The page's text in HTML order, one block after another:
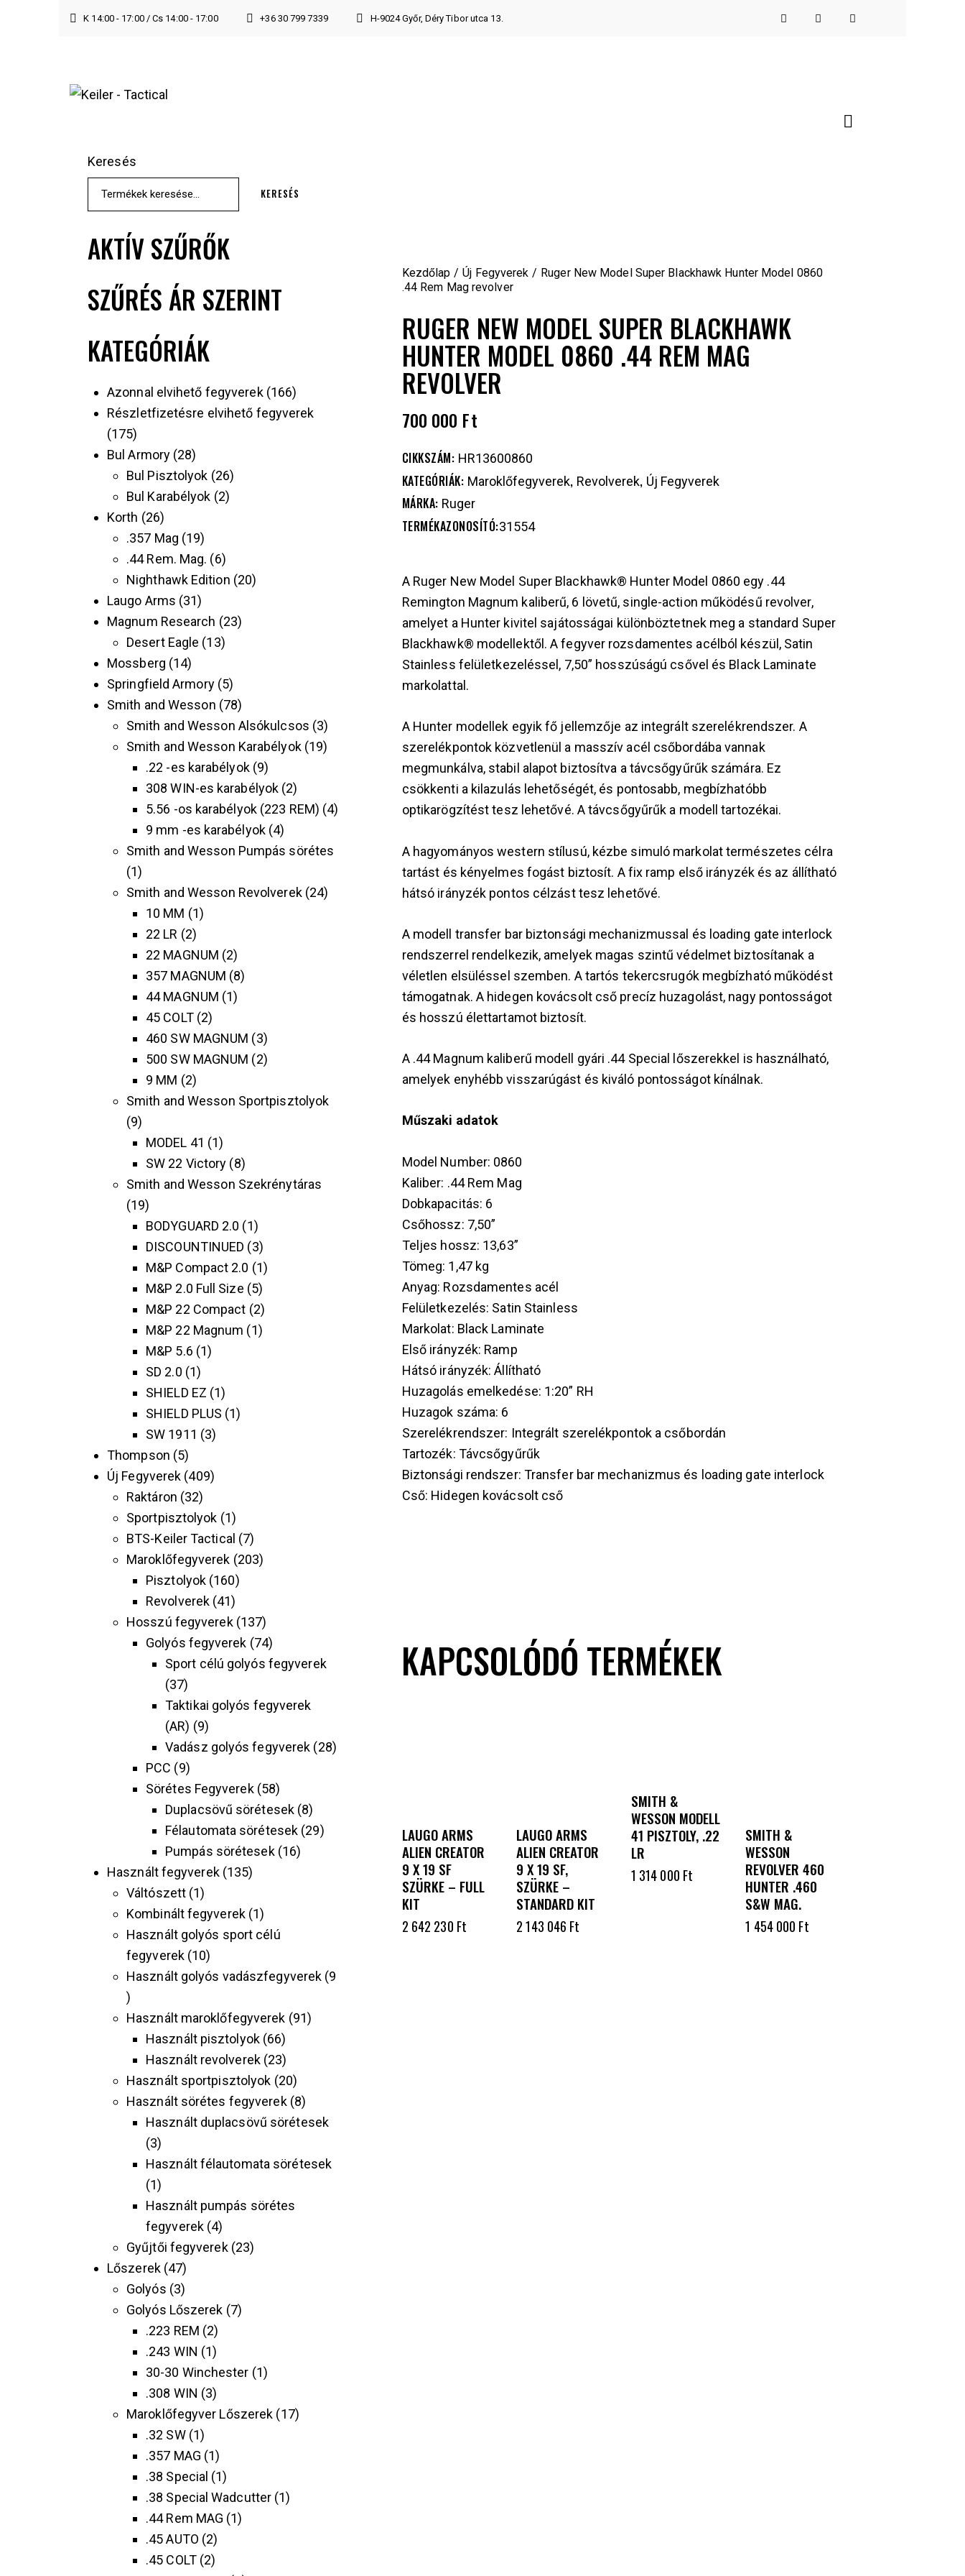
K 14:00 - 17:00 / Cs 14:00 - 17:00 +36 30 799 7339 H-9024 Győr, Déry Tibor utca 13.
Kezdőlap Új Fegyverek
Ruger New Model Super Blackhawk Hunter Model 0860
.44 Rem Mag revolver
RUGER NEW MODEL SUPER BLACKHAWK
HUNTER MODEL 0860 .44 REM MAG
REVOLVER
700 000 Ft
CIKKSZÁM: HR13600860
KATEGÓRIÁK: Maroklőfegyverek, Revolverek, Új Fegyverek
MÁRKA: Ruger
TERMÉKAZONOSÍTÓ:31554
A Ruger New Model Super Blackhawk® Hunter Model 0860 egy .44
Remington Magnum kaliberű, 6 lövetű, single-action működésű revolver,
amelyet a Hunter kivitel sajátosságai különböztetnek meg a standard Super
Blackhawk® modellektől. A fegyver rozsdamentes acélból készül, Satin
Stainless felületkezeléssel, 7,50” hosszúságú csővel és Black Laminate
markolattal.
A Hunter modellek egyik fő jellemzője az integrált szerelékrendszer. A
szerelékpontok közvetlenül a masszív acél csőbordába vannak
megmunkálva, stabil alapot biztosítva a távcsőgyűrűk számára. Ez
csökkenti a kilazulás lehetőségét, és pontosabb, megbízhatóbb
optikarögzítést tesz lehetővé. A távcsőgyűrűk a modell tartozékai.
A hagyományos western stílusú, kézbe simuló markolat természetes célra
tartást és kényelmes fogást biztosít. A fix ramp első irányzék és az állítható
hátsó irányzék pontos célzást tesz lehetővé.
A modell transfer bar biztonsági mechanizmussal és loading gate interlock
rendszerrel rendelkezik, amelyek magas szintű védelmet biztosítanak a
véletlen elsüléssel szemben. A tartós tekercsrugók megbízható működést
támogatnak. A hidegen kovácsolt cső precíz huzagolást, nagy pontosságot
és hosszú élettartamot biztosít.
A .44 Magnum kaliberű modell gyári .44 Special lőszerekkel is használható,
amelyek enyhébb visszarúgást és kiváló pontosságot kínálnak.
Műszaki adatok
Model Number: 0860
Kaliber: .44 Rem Mag
Dobkapacitás: 6
Csőhossz: 7,50”
Teljes hossz: 13,63”
Tömeg: 1,47 kg
Anyag: Rozsdamentes acél
Felületkezelés: Satin Stainless
Markolat: Black Laminate
Első irányzék: Ramp
Hátsó irányzék: Állítható
Huzagolás emelkedése: 1:20” RH
Huzagok száma: 6
Szerelékrendszer: Integrált szerelékpontok a csőbordán
Tartozék: Távcsőgyűrűk
Biztonsági rendszer: Transfer bar mechanizmus és loading gate interlock
Cső: Hidegen kovácsolt cső
KAPCSOLÓDÓ TERMÉKEK
LAUGO ARMS
ALIEN CREATOR
9 X 19 SF
SZÜRKE – FULL
KIT
2 642 230 Ft
LAUGO ARMS
ALIEN CREATOR
9 X 19 SF,
SZÜRKE –
STANDARD KIT
2 143 046 Ft
SMITH &
WESSON MODELL
41 PISZTOLY, .22
LR
1 314 000 Ft
SMITH &
WESSON
REVOLVER 460
HUNTER .460
S&W MAG.
1 454 000 Ft
Keresés
KERESÉS
AKTÍV SZŰRŐK
SZŰRÉS ÁR SZERINT
KATEGÓRIÁK
Azonnal elvihető fegyverek 166
Részletfizetésre elvihető fegyverek
175
Bul Armory 28
Bul Pisztolyok 26
Bul Karabélyok 2
Korth 26
.357 Mag 19
.44 Rem. Mag.
6
Nighthawk Edition 20
Laugo Arms 31
Magnum Research 23
Desert Eagle 13
Mossberg 14
Springfield Armory 5
Smith and Wesson 78
Smith and Wesson Alsókulcsos 3
Smith and Wesson Karabélyok 19
.22 -es karabélyok 9
308 WIN-es karabélyok 2
5.56 -os karabélyok (223 REM) 4
9 mm -es karabélyok 4
Smith and Wesson Pumpás sörétes
1
Smith and Wesson Revolverek 24
10 MM 1
22 LR 2
22 MAGNUM 2
357 MAGNUM 8
44 MAGNUM 1
45 COLT 2
460 SW MAGNUM
3
500 SW MAGNUM
2
9 MM 2
Smith and Wesson Sportpisztolyok
9
MODEL 41
1
SW 22 Victory 8
Smith and Wesson Szekrénytáras
19
BODYGUARD 2.0
1
DISCOUNTINUED
3
M&P Compact 2.0 1
M&P 2.0 Full Size 5
M&P 22 Compact 2
M&P 22 Magnum
1
M&P 5.6 1
SD 2.0 1
SHIELD EZ 1
SHIELD PLUS 1
SW 1911
3
Thompson 5
Új Fegyverek 409
Raktáron 32
Sportpisztolyok 1
BTS-Keiler Tactical
7
Maroklőfegyverek 203
Pisztolyok 160
Revolverek 41
Hosszú fegyverek 137
Golyós fegyverek 74
Sport célú golyós fegyverek
37
Taktikai golyós fegyverek
(AR) 9
Vadász golyós fegyverek 28
PCC
9
Sörétes Fegyverek 58
Duplacsövű sörétesek 8
Félautomata sörétesek 29
Pumpás sörétesek 16
Használt fegyverek 135
Váltószett 1
Kombinált fegyverek 1
Használt golyós sport célú
fegyverek 10
Használt golyós vadászfegyverek 9
Használt maroklőfegyverek 91
Használt pisztolyok 66
Használt revolverek 23
Használt sportpisztolyok 20
Használt sörétes fegyverek 8
Használt duplacsövű sörétesek
3
Használt félautomata sörétesek
1
Használt pumpás sörétes
fegyverek 4
Gyűjtői fegyverek 23
Lőszerek 47
Golyós 3
Golyós Lőszerek 7
.223 REM 2
.243 WIN
1
30-30 Winchester 1
.308 WIN
3
Maroklőfegyver Lőszerek 17
.32 SW 1
.357 MAG 1
.38 Special
1
.38 Special Wadcutter 1
.44 Rem MAG 1
.45 AUTO 2
.45 COLT 2